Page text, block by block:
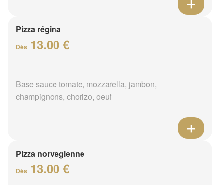
Pizza régina
Dès 13.00 €
Base sauce tomate, mozzarella, jambon,
champignons, chorizo, oeuf
Pizza norvegienne
Dès 13.00 €